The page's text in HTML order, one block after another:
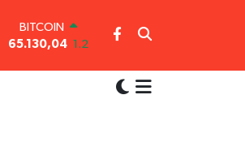
DOLAR
47,7106 0.17